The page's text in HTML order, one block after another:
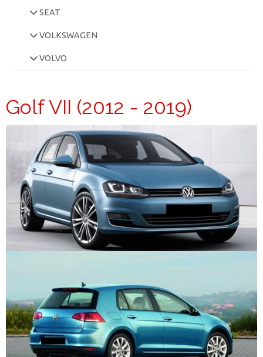
SEAT
VOLKSWAGEN
VOLVO
Golf VII (2012 - 2019)